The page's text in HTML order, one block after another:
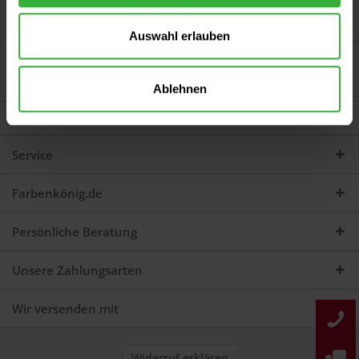
Auswahl erlauben
Ablehnen
Stoßstangenspray (Dunkelgrau) Zur Reparatur und
Bewertungen
0
Jetzt Bewertungen zum Artikel lesen...
Darum sind wir Farbenkönig
Service
Farbenkönig.de
Persönliche Beratung
Unsere Zahlungsarten
Wir versenden mit